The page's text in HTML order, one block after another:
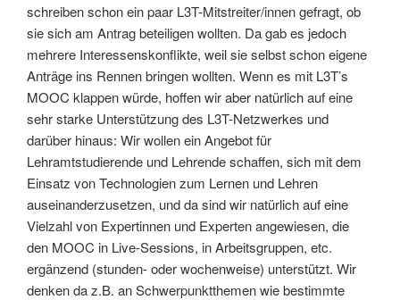
schreiben schon ein paar L3T-Mitstreiter/innen gefragt, ob
sie sich am Antrag beteiligen wollten. Da gab es jedoch
mehrere Interessenskonflikte, weil sie selbst schon eigene
Anträge ins Rennen bringen wollten. Wenn es mit L3T’s
MOOC klappen würde, hoffen wir aber natürlich auf eine
sehr starke Unterstützung des L3T-Netzwerkes und
darüber hinaus: Wir wollen ein Angebot für
Lehramtstudierende und Lehrende schaffen, sich mit dem
Einsatz von Technologien zum Lernen und Lehren
auseinanderzusetzen, und da sind wir natürlich auf eine
Vielzahl von Expertinnen und Experten angewiesen, die
den MOOC in Live-Sessions, in Arbeitsgruppen, etc.
ergänzend (stunden- oder wochenweise) unterstützt. Wir
denken da z.B. an Schwerpunktthemen wie bestimmte